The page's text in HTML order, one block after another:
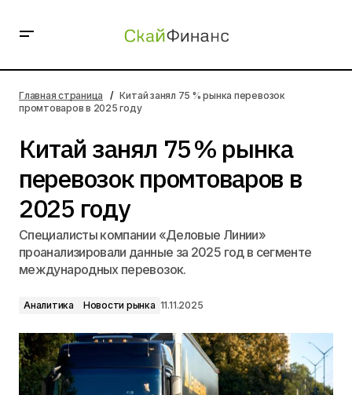
году
Главная страница
Китай занял 75 % рынка перевозок
промтоваров в 2025 году
Китай занял 75 % рынка
перевозок промтоваров в
2025 году
Специалисты компании «Деловые Линии»
проанализировали данные за 2025 год в сегменте
международных перевозок.
Аналитика Новости рынка 11.11.2025